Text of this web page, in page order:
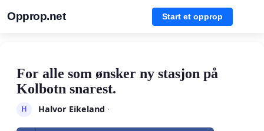
Opprop.net Start et opprop
For alle som ønsker ny stasjon på
Kolbotn snarest.
H Halvor Eikeland ·